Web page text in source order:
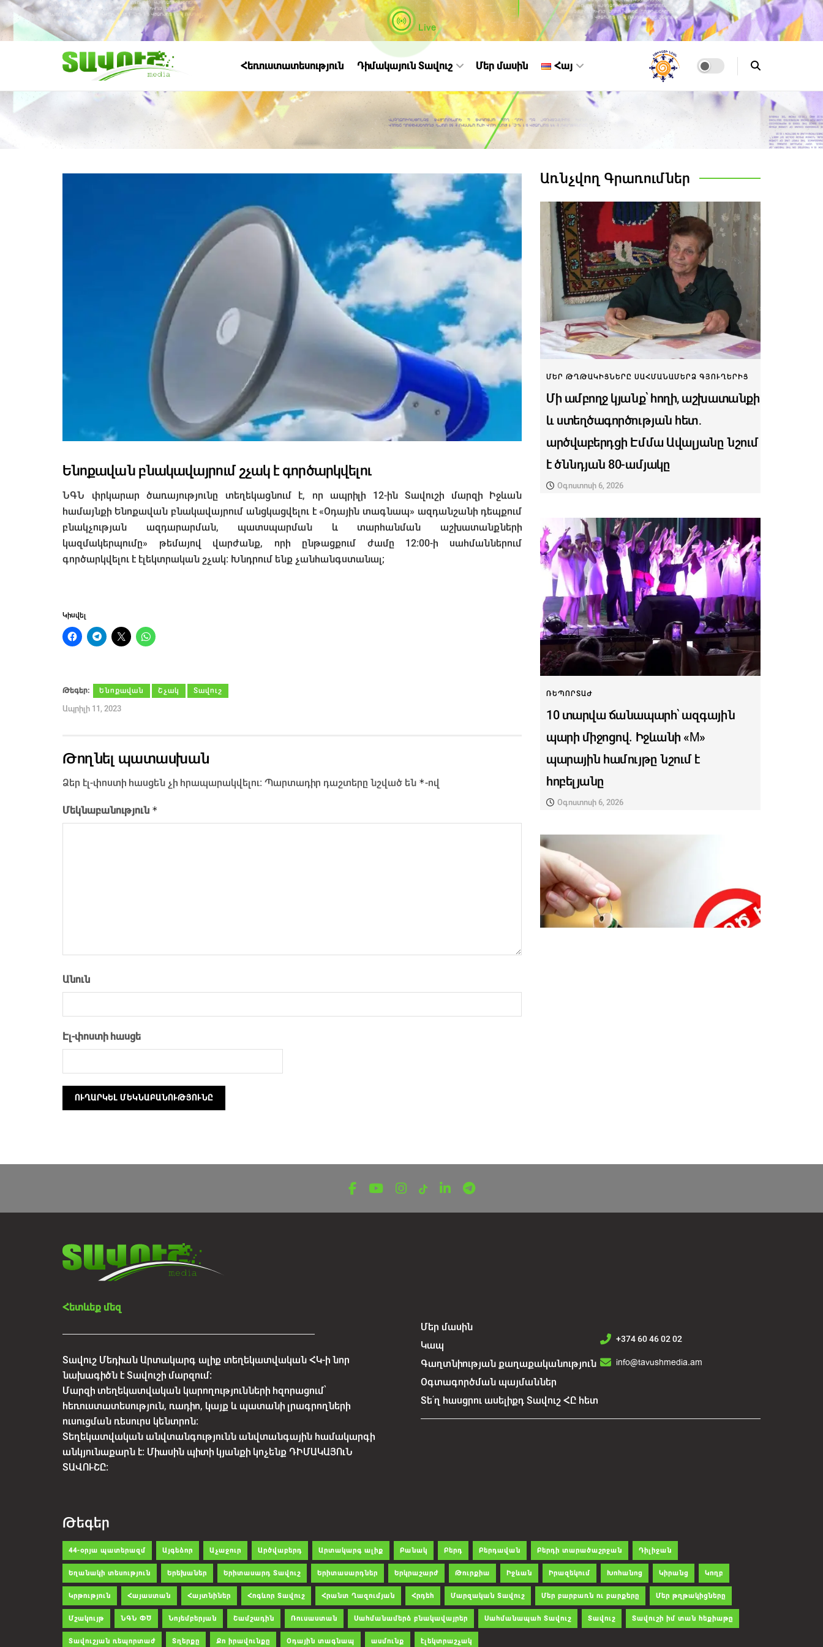
Live
Հեռուստատեսություն Դիմակայուն Տավուշ Մեր մասին Հայ
Ենոքավան բնակավայրում շչակ է գործարկվելու
ՆԳՆ փրկարար ծառայությունը տեղեկացնում է, որ ապրիլի 12-ին Տավուշի մարզի Իջևան
համայնքի Ենոքավան բնակավայրում անցկացվելու է «Օդային տագնապ» ազդանշանի դեպքում
բնակչության ազդարարման, պատսպարման և տարհանման աշխատանքների
կազմակերպումը» թեմայով վարժանք, որի ընթացքում ժամը 12:00-ի սահմաններում
գործարկվելու է էլեկտրական շչակ։ Խնդրում ենք չանհանգստանալ;
Կիսվել
Թեգեր։ Ենոքավան Շչակ Տավուշ
Ապրիլի 11, 2023
Թողնել պատասխան
Ձեր էլ-փոստի հասցեն չի հրապարակվելու։ Պարտադիր դաշտերը նշված են *-ով
Մեկնաբանություն *
Անուն
Էլ-փոստի հասցե
Առնչվող Գրառումներ
ՄԵՐ ԹՂԹԱԿԻՑՆԵՐԸ ՍԱՀՄԱՆԱՄԵՐՁ ԳՅՈՒՂԵՐԻՑ
Մի ամբողջ կյանք՝ հողի, աշխատանքի
և ստեղծագործության հետ․
արծվաբերդցի Էմմա Ավալյանը նշում
է ծննդյան 80-ամյակը
Օգոստոսի 6, 2026
ՌԵՊՈՐՏԱԺ
10 տարվա ճանապարհ՝ ազգային
պարի միջոցով. Իջևանի «M»
պարային համույթը նշում է
հոբելյանը
Օգոստոսի 6, 2026
Հետևեք մեզ
Տավուշ Մեդիան Արտակարգ ալիք տեղեկատվական ՀԿ-ի նոր
նախագիծն է Տավուշի մարզում:
Մարզի տեղեկատվական կարողությունների հզորացում՝
հեռուստատեսություն, ռադիո, կայք և պատանի լրագրողների
ուսուցման ռեսուրս կենտրոն:
Տեղեկատվական անվտանգությունն անվտանգային համակարգի
անկյունաքարն է: Միասին պիտի կյանքի կոչենք ԴԻՄԱԿԱՅՈւՆ
ՏԱՎՈՒՇԸ:
Մեր մասին
Կապ
Գաղտնիության քաղաքականություն
Օգտագործման պայմաններ
Տե՛ղ հասցրու ասելիքդ Տավուշ ՀԸ հետ
+374 60 46 02 02
info@tavushmedia.am
Թեգեր
44-օրյա պատերազմ Այգեձոր Աչաջուր Արծվաբերդ Արտակարգ ալիք Բանակ Բերդ Բերդավան Բերդի տարածաշրջան Դիլիջան
Եղանակի տեսություն Երեխաներ Երիտասարդ Տավուշ Երիտասարդներ Երկրաշարժ Թուրքիա Իջևան Իրազեկում Խոհանոց Կիրանց Կողբ
Կրթություն Հայաստան Հայտնիներ Հոգևոր Տավուշ Հրանտ Ղազումյան Հրդեհ Մարզական Տավուշ Մեր բարբառն ու բարքերը Մեր թղթակիցները
Մշակույթ ՆԳՆ ՓԾ Նոյեմբերյան Շամշադին Ռուսաստան Սահմանամերձ բնակավայրեր Սահմանապահ Տավուշ Տավուշ Տավուշի իմ տան հեքիաթը
Տավուշյան ռեպորտաժ Տղերքը Քո իրավունքը Օդային տագնապ ասմունք էլեկտրաշչակ